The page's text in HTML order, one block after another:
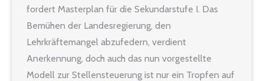
fordert Masterplan für die Sekundarstufe I. Das
Bemühen der Landesregierung, den
Lehrkräftemangel abzufedern, verdient
Anerkennung, doch auch das nun vorgestellte
Modell zur Stellensteuerung ist nur ein Tropfen auf